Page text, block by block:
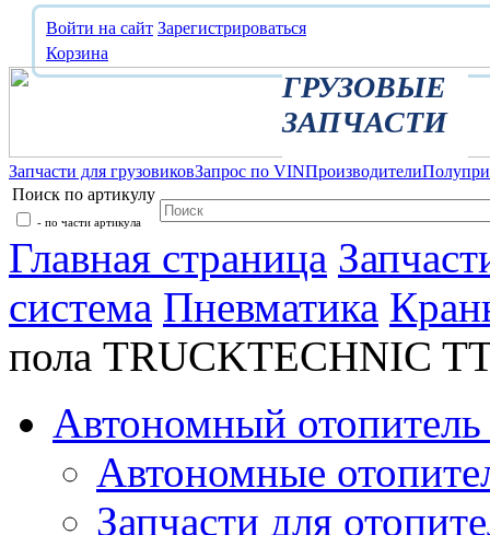
Войти на сайт Зарегистрироваться
Корзина
ГРУЗОВЫЕ
ЗАПЧАСТИ
Запчасти для грузовиковЗапрос по VINПроизводители
Поиск по артикулу
- по части артикула
Главная страница
система Пневматика
пола TRUCKTECHNIC
Автономный отопитель
Автономные
Запчасти для